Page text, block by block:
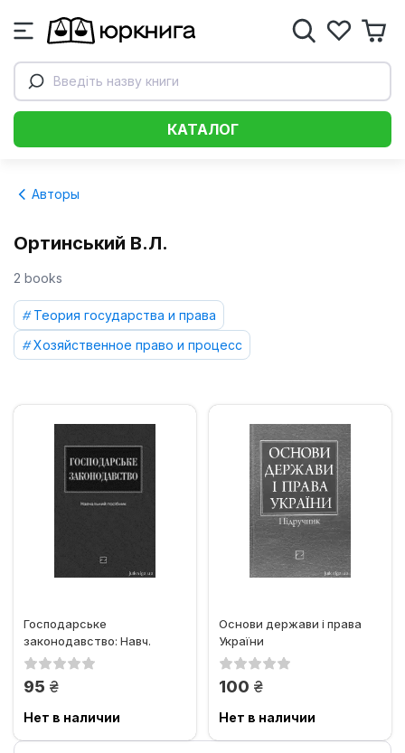
Введіть назву книги
КАТАЛОГ
Авторы
Ортинський В.Л.
2 books
Теория государства и права
Хозяйственное право и процесс
Господарське
законодавство: Навч.
посіб.
95 грн.
Нет в наличии
Основи держави і права
України
100 грн.
Нет в наличии